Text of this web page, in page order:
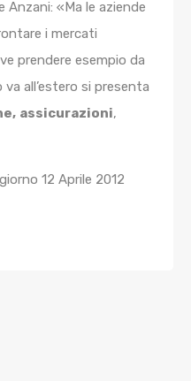
Anzani: «Ma le aziende
i mercati
prendere esempio da
all’estero si presenta
assicurazioni,
12 Aprile 2012